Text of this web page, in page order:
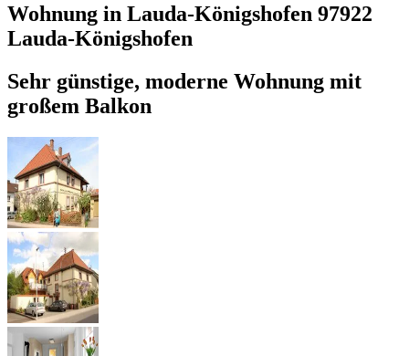
Wohnung in Lauda-Königshofen 97922
Lauda-Königshofen
Sehr günstige, moderne Wohnung mit
großem Balkon